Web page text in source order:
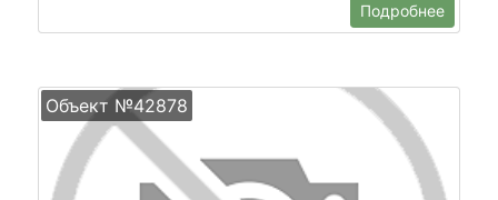
Подробнее
Объект №42878